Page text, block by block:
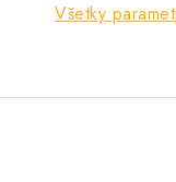
Všetky